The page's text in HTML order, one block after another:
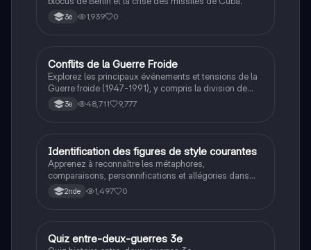
3e 1,939 0
Histoire
Conflits de la Guerre Froide
Explorez les principaux événements et tensions de la
Guerre froide (1947-1991), y compris la division de
l'Allemagne, la crise de Cuba, la guerre du Vietnam, et
la course à l'espace. Cette fiche de révision couvre les
historique.
3e 48,711 9,777
IFrançais
Identification des figures de style courantes
Apprenez à reconnaître les métaphores,
comparaisons, personnifications et allégories dans
des phrases simples.
2nde 1,497 0
QHistoire
Quiz entre-deux-guerres 3e